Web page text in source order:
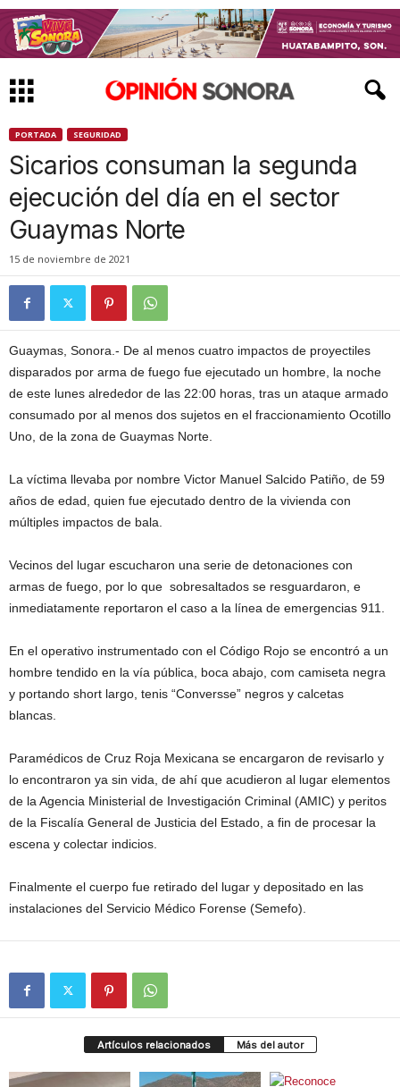
PORTADA SEGURIDAD
Sicarios consuman la segunda
ejecución del día en el sector
Guaymas Norte
15 de noviembre de 2021
Guaymas, Sonora.- De al menos cuatro impactos de proyectiles
disparados por arma de fuego fue ejecutado un hombre, la noche
de este lunes alrededor de las 22:00 horas, tras un ataque armado
consumado por al menos dos sujetos en el fraccionamiento Ocotillo
Uno, de la zona de Guaymas Norte.
La víctima llevaba por nombre Victor Manuel Salcido Patiño, de 59
años de edad, quien fue ejecutado dentro de la vivienda con
múltiples impactos de bala.
Vecinos del lugar escucharon una serie de detonaciones con
armas de fuego, por lo que sobresaltados se resguardaron, e
inmediatamente reportaron el caso a la línea de emergencias 911.
En el operativo instrumentado con el Código Rojo se encontró a un
hombre tendido en la vía pública, boca abajo, com camiseta negra
y portando short largo, tenis “Conversse” negros y calcetas
blancas.
Paramédicos de Cruz Roja Mexicana se encargaron de revisarlo y
lo encontraron ya sin vida, de ahí que acudieron al lugar elementos
de la Agencia Ministerial de Investigación Criminal (AMIC) y peritos
de la Fiscalía General de Justicia del Estado, a fin de procesar la
escena y colectar indicios.
Finalmente el cuerpo fue retirado del lugar y depositado en las
instalaciones del Servicio Médico Forense (Semefo).
Artículos relacionados Más del autor